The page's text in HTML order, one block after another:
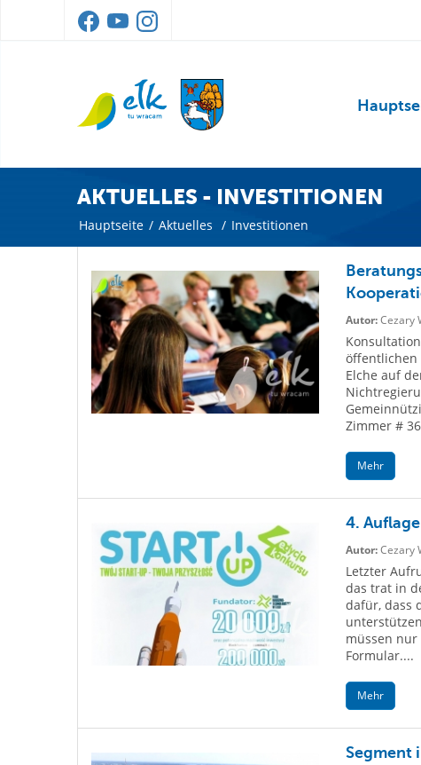
AKTUELLES - INVESTITIONEN
Hauptseite / Aktuelles / Investitionen
Autor:Cezary
öffentlichen
Elche auf
Zimmer #
Mehr
4.
Autor:Cezary
Letzter
das trat in
dafür, dass
müssen nur
Formular....
Mehr
Segment